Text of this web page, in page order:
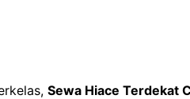
Sewa Hiace Terdekat